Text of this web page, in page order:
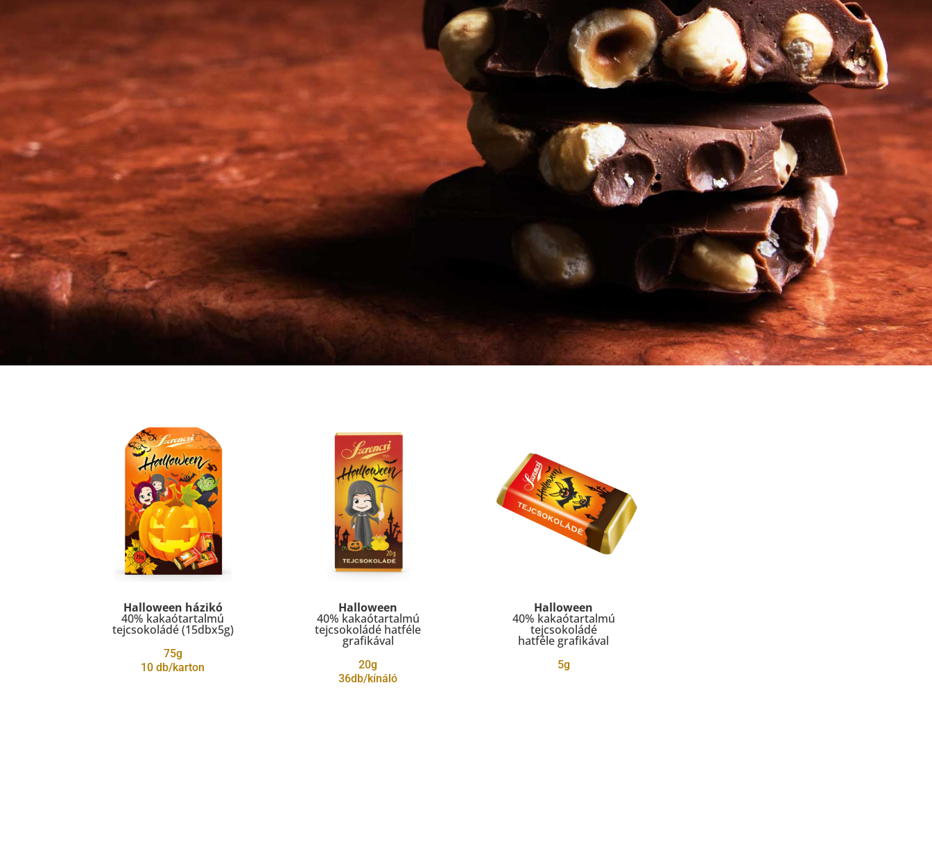
Halloween házikó
40% kakaótartalmú
tejcsokoládé (15dbx5g)
75g
10 db/karton
Halloween
40% kakaótartalmú
tejcsokoládé hatféle
grafikával
20g
36db/kínáló
Halloween
40% kakaótartalmú
tejcsokoládé
hatféle grafikával
5g